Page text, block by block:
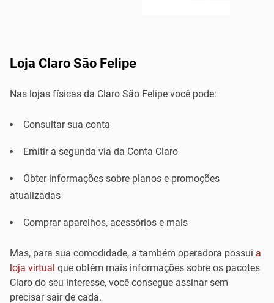
Loja Claro São Felipe
Nas lojas físicas da Claro São Felipe você pode:
Consultar sua conta
Emitir a segunda via da Conta Claro
Obter informações sobre planos e promoções
atualizadas
Comprar aparelhos, acessórios e mais
Mas, para sua comodidade, a também operadora possui a
loja virtual que obtém mais informações sobre os pacotes
Claro do seu interesse, você consegue assinar sem
precisar sair de cada.